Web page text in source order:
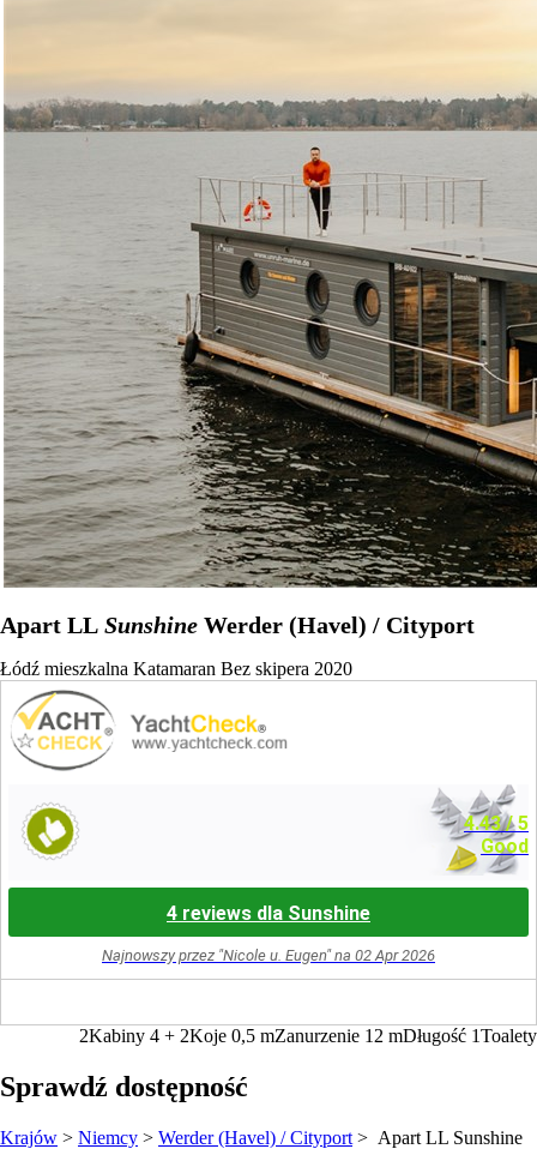
Apart LL Sunshine Werder (Havel) / Cityport
Łódź mieszkalna Katamaran Bez skipera 2020
4.43/ 5
Good
4 reviews dla Sunshine
Najnowszy przez "Nicole u. Eugen" na 02 Apr 2026
2Kabiny 4 + 2Koje 0,5 mZanurzenie 12 mDługość 1Toalety
Sprawdź dostępność
Krajów > Niemcy > Werder (Havel) / Cityport > Apart LL Sunshine